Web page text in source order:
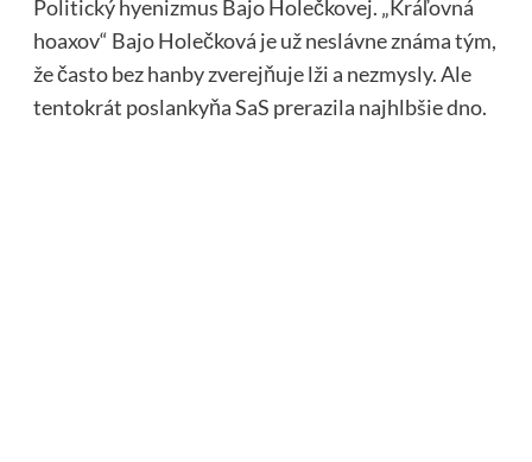
Politický hyenizmus Bajo Holečkovej. „Kráľovná
hoaxov“ Bajo Holečková je už neslávne známa tým,
že často bez hanby zverejňuje lži a nezmysly. Ale
tentokrát poslankyňa SaS prerazila najhlbšie dno.